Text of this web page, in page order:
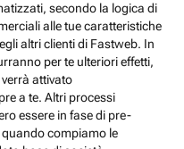
secondo la logica di
alle tue caratteristiche
altri clienti di Fastweb. In
per te ulteriori effetti,
attivato
a te. Altri processi
essere in fase di pre-
compiamo le